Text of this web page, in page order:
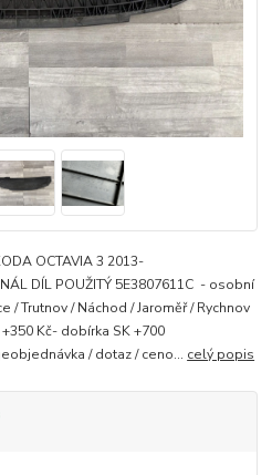
OCTAVIA 3 2013-
DÍL POUŽITÝ 5E3807611C - osobní
/ Trutnov / Náchod / Jaroměř / Rychnov
Kč- dobírka SK +700
/ dotaz / ceno... celý popis